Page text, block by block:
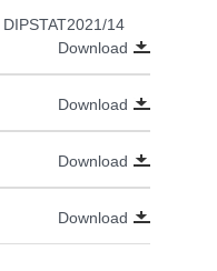
14
Download
Download
Download
Download